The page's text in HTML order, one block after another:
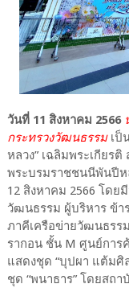
วันที่ 11 สิงหาคม 2566
กระทรวงวัฒนธรรม เป็
หลวง” เฉลิมพระเกียร
พระบรมราชชนนีพันปีห
12 สิงหาคม 2566 โดย
วัฒนธรรม ผู้บริหาร ข้า
ภาคีเครือข่ายวัฒนธรร
รากอน ชั้น M ศูนย์การ
แสดงชุด “บุปผา แต้ม
ชุด “พนาธาร” โดยส